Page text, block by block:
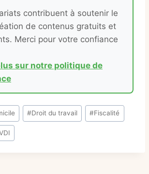
contribuent à soutenir le
de contenus gratuits et
Merci pour votre confiance
sur notre politique de
#Droit du travail #Fiscalité